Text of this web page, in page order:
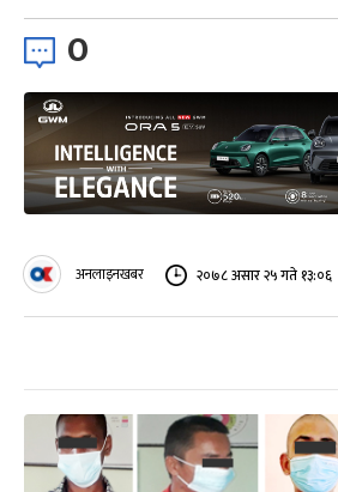
0
अनलाइनखबर २०७८ असार २५ गते १३:०६